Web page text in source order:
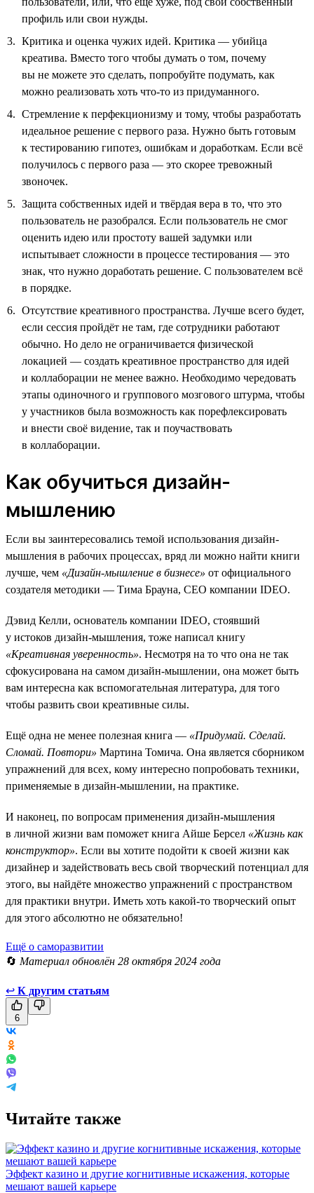
профиль или свои нужды.
Критика и оценка чужих идей. Критика — убийца
креатива. Вместо того чтобы думать о том, почему
вы не можете это сделать, попробуйте подумать, как
можно реализовать хоть что-то из придуманного.
Стремление к перфекционизму и тому, чтобы разработать
идеальное решение с первого раза. Нужно быть готовым
к тестированию гипотез, ошибкам и доработкам. Если всё
получилось с первого раза — это скорее тревожный
звоночек.
Защита собственных идей и твёрдая вера в то, что это
пользователь не разобрался. Если пользователь не смог
оценить идею или простоту вашей задумки или
испытывает сложности в процессе тестирования — это
знак, что нужно доработать решение. С пользователем всё
в порядке.
Отсутствие креативного пространства. Лучше всего будет,
если сессия пройдёт не там, где сотрудники работают
обычно. Но дело не ограничивается физической
локацией — создать креативное пространство для идей
и коллаборации не менее важно. Необходимо чередовать
этапы одиночного и группового мозгового штурма, чтобы
у участников была возможность как порефлексировать
и внести своё видение, так и поучаствовать
в коллаборации.
Как обучиться дизайн-
мышлению
Если вы заинтересовались темой использования дизайн-
мышления в рабочих процессах, вряд ли можно найти книги
лучше, чем «Дизайн-мышление в бизнесе» от официального
создателя методики — Тима Брауна, СЕО компании IDEO.
Дэвид Келли, основатель компании IDEO, стоявший
у истоков дизайн-мышления, тоже написал книгу
«Креативная уверенность». Несмотря на то что она не так
сфокусирована на самом дизайн-мышлении, она может быть
вам интересна как вспомогательная литература, для того
чтобы развить свои креативные силы.
Ещё одна не менее полезная книга — «Придумай. Сделай.
Сломай. Повтори» Мартина Томича. Она является сборником
упражнений для всех, кому интересно попробовать техники,
применяемые в дизайн-мышлении, на практике.
И наконец, по вопросам применения дизайн-мышления
в личной жизни вам поможет книга Айше Берсел «Жизнь как
конструктор». Если вы хотите подойти к своей жизни как
дизайнер и задействовать весь свой творческий потенциал для
этого, вы найдёте множество упражнений с пространством
для практики внутри. Иметь хоть какой-то творческий опыт
для этого абсолютно не обязательно!
Ещё о саморазвитии
🔄 Материал обновлён 28 октября 2024 года
↩ К другим статьям
6
Читайте также
Эффект казино и другие когнитивные искажения, которые
мешают вашей карьере